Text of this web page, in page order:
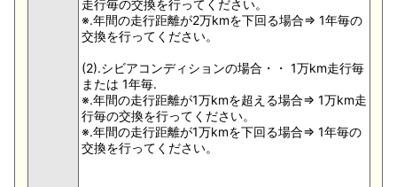
走行毎の交換を行ってください。
※.年間の走行距離が2万kmを下回る場合⇒ 1年毎の
交換を行ってください。
(2).シビアコンディションの場合・・ 1万km走行毎
または 1年毎.
※.年間の走行距離が1万kmを超える場合⇒ 1万km走
行毎の交換を行ってください。
※.年間の走行距離が1万kmを下回る場合⇒ 1年毎の
交換を行ってください。